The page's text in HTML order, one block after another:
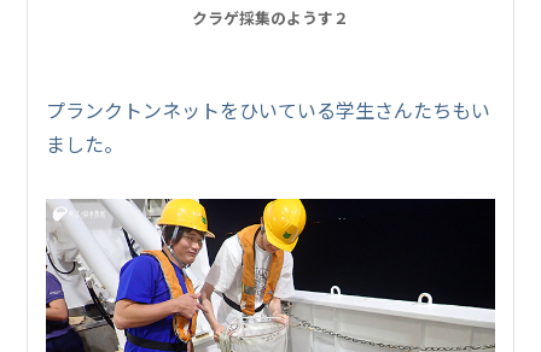
クラゲ採集のようす２
プランクトンネットをひいている学生さんたちもい
ました。